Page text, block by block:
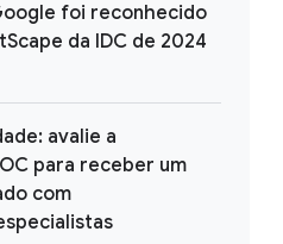
foi reconhecido
da IDC de 2024
avalie a
para receber um
com